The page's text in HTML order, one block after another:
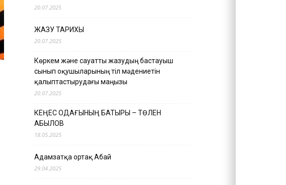
20.07.2025
ЖАЗУ ТАРИХЫ
20.07.2025
Көркем және сауатты жазудың бастауыш
сынып оқушыларының тіл мәдениетін
қалыптастырудағы маңызы
20.07.2025
КЕҢЕС ОДАҒЫНЫҢ БАТЫРЫ – ТӨЛЕН
ҚАБЫЛОВ
18.05.2025
Адамзатқа ортақ Абай
29.04.2025